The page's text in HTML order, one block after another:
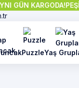
GÜN KARGODA!
PuzzleYaş